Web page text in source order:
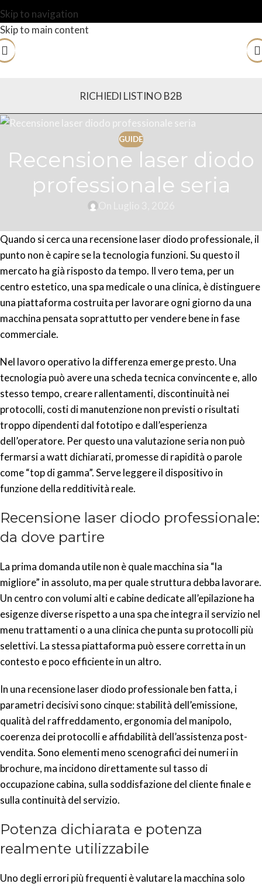
Skip to navigation
Skip to main content
RICHIEDI LISTINO B2B
GUIDE
Recensione laser diodo
professionale seria
Quando si cerca una recensione laser diodo professionale, il
punto non è capire se la tecnologia funzioni. Su questo il
mercato ha già risposto da tempo. Il vero tema, per un
centro estetico, una spa medicale o una clinica, è distinguere
una piattaforma costruita per lavorare ogni giorno da una
macchina pensata soprattutto per vendere bene in fase
commerciale.
Nel lavoro operativo la differenza emerge presto. Una
tecnologia può avere una scheda tecnica convincente e, allo
stesso tempo, creare rallentamenti, discontinuità nei
protocolli, costi di manutenzione non previsti o risultati
troppo dipendenti dal fototipo e dall’esperienza
dell’operatore. Per questo una valutazione seria non può
fermarsi a watt dichiarati, promesse di rapidità o parole
come “top di gamma”. Serve leggere il dispositivo in
funzione della redditività reale.
Recensione laser diodo professionale:
da dove partire
La prima domanda utile non è quale macchina sia “la
migliore” in assoluto, ma per quale struttura debba lavorare.
Un centro con volumi alti e cabine dedicate all’epilazione ha
esigenze diverse rispetto a una spa che integra il servizio nel
menu trattamenti o a una clinica che punta su protocolli più
selettivi. La stessa piattaforma può essere corretta in un
contesto e poco efficiente in un altro.
In una recensione laser diodo professionale ben fatta, i
parametri decisivi sono cinque: stabilità dell’emissione,
qualità del raffreddamento, ergonomia del manipolo,
coerenza dei protocolli e affidabilità dell’assistenza post-
vendita. Sono elementi meno scenografici dei numeri in
brochure, ma incidono direttamente sul tasso di
occupazione cabina, sulla soddisfazione del cliente finale e
sulla continuità del servizio.
Potenza dichiarata e potenza
realmente utilizzabile
Uno degli errori più frequenti è valutare la macchina solo